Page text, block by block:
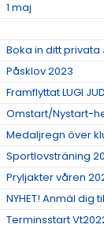
1 maj
Boka in ditt privata
Påsklov 2023
Framflyttat LUGI
Omstart/Nystart-
Medaljregn över
Sportlovsträning
Pryljakter våren
NYHET! Anmäl dig
Terminsstart